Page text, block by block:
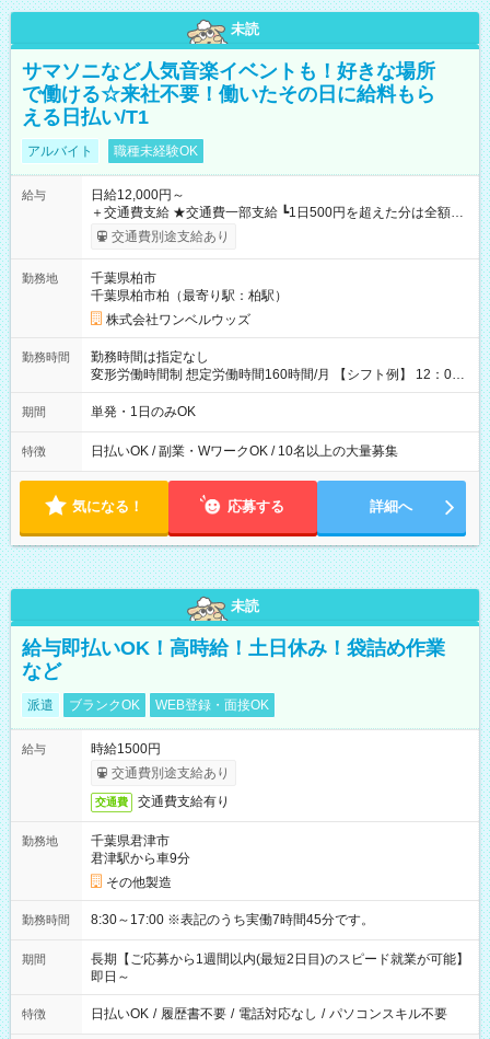
未読
サマソニなど人気音楽イベントも！好きな場所
で働ける☆来社不要！働いたその日に給料もら
える日払い/T1
アルバイト 職種未経験OK
給与
日給12,000円～
＋交通費支給 ★交通費一部支給 ┗1日500円を超えた分は全額支
給！ ※往復500円以内の方は自己負担となります ★日払いOK！
（規定あり） ┗働いたその日に現金GET♪ お仕事後はコンビニ
なし
交通費別途支給あり
勤務地
千葉県柏市
千葉県柏市柏（最寄り駅：柏駅）
株式会社ワンベルウッズ
勤務時間
勤務時間は指定なし
変形労働時間制 想定労働時間160時間/月 【シフト例】 12：00
～22：00
期間 単発・1日のみOK
特徴 日払いOK / 副業・WワークOK / 10名以上の大量募集
気になる！ 応募する 詳細へ
未読
給与即払いOK！高時給！土日休み！袋詰め作業
など
派遣 ブランクOK WEB登録・面接OK
給与
時給1500円
交通費別途支給あり
交通費 交通費支給有り
勤務地
千葉県君津市
君津駅から車9分
その他製造
勤務時間 8:30～17:00 ※表記のうち実働7時間45分です。
期間
長期【ご応募から1週間以内(最短2日目)のスピード就業が可能】
即日～
特徴 日払いOK / 履歴書不要 / 電話対応なし / パソコンスキル不要